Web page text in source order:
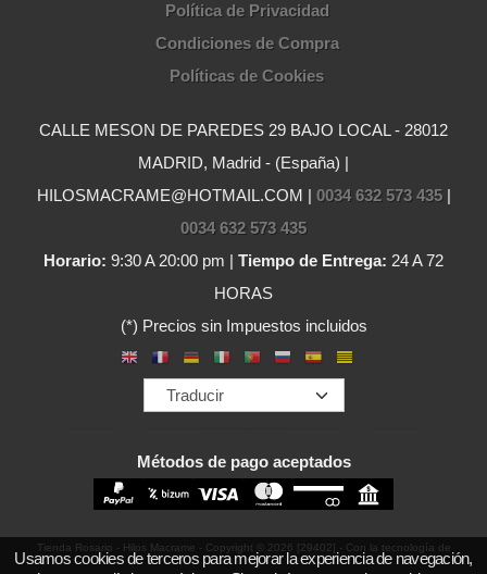
Política de Privacidad
Condiciones de Compra
Políticas de Cookies
CALLE MESON DE PAREDES 29 BAJO LOCAL - 28012
MADRID, Madrid - (España) |
HILOSMACRAME@HOTMAIL.COM | 0034 632 573 435|
0034 632 573 435
Horario: 9:30 A 20:00 pm | Tiempo de Entrega: 24 A 72
HORAS
(*) Precios sin Impuestos incluidos
Métodos de pago aceptados
Tienda Rosario - Hilos Macrame - Copyright © 2026 [29402] - Con la tecnología de
Usamos cookies de terceros para mejorar la experiencia de navegación,